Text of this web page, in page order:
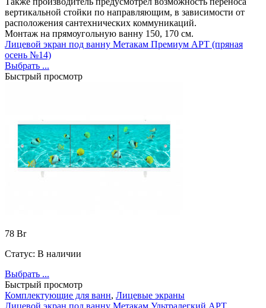
вертикальной стойки по направляющим, в зависимости от
расположения сантехнических коммуникаций.
Монтаж на прямоугольную ванну 150, 170 см.
Лицевой экран под ванну Метакам Премиум АРТ (пряная
осень №14)
Выбрать ...
Быстрый просмотр
78 Br
Статус: В наличии
Выбрать ...
Быстрый просмотр
Комплектующие для ванн, Лицевые экраны